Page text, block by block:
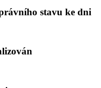
stavu ke dni